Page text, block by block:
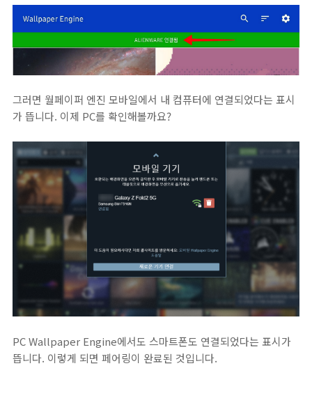
그러면 월페이퍼 엔진 모바일에서 내 컴퓨터에 연결되었다는 표시
가 뜹니다. 이제 PC를 확인해볼까요?
PC Wallpaper Engine에서도 스마트폰도 연결되었다는 표시가
뜹니다. 이렇게 되면 페어링이 완료된 것입니다.